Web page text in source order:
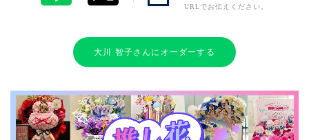
URLでお伝えください。
大川 智子さんにオーダーする